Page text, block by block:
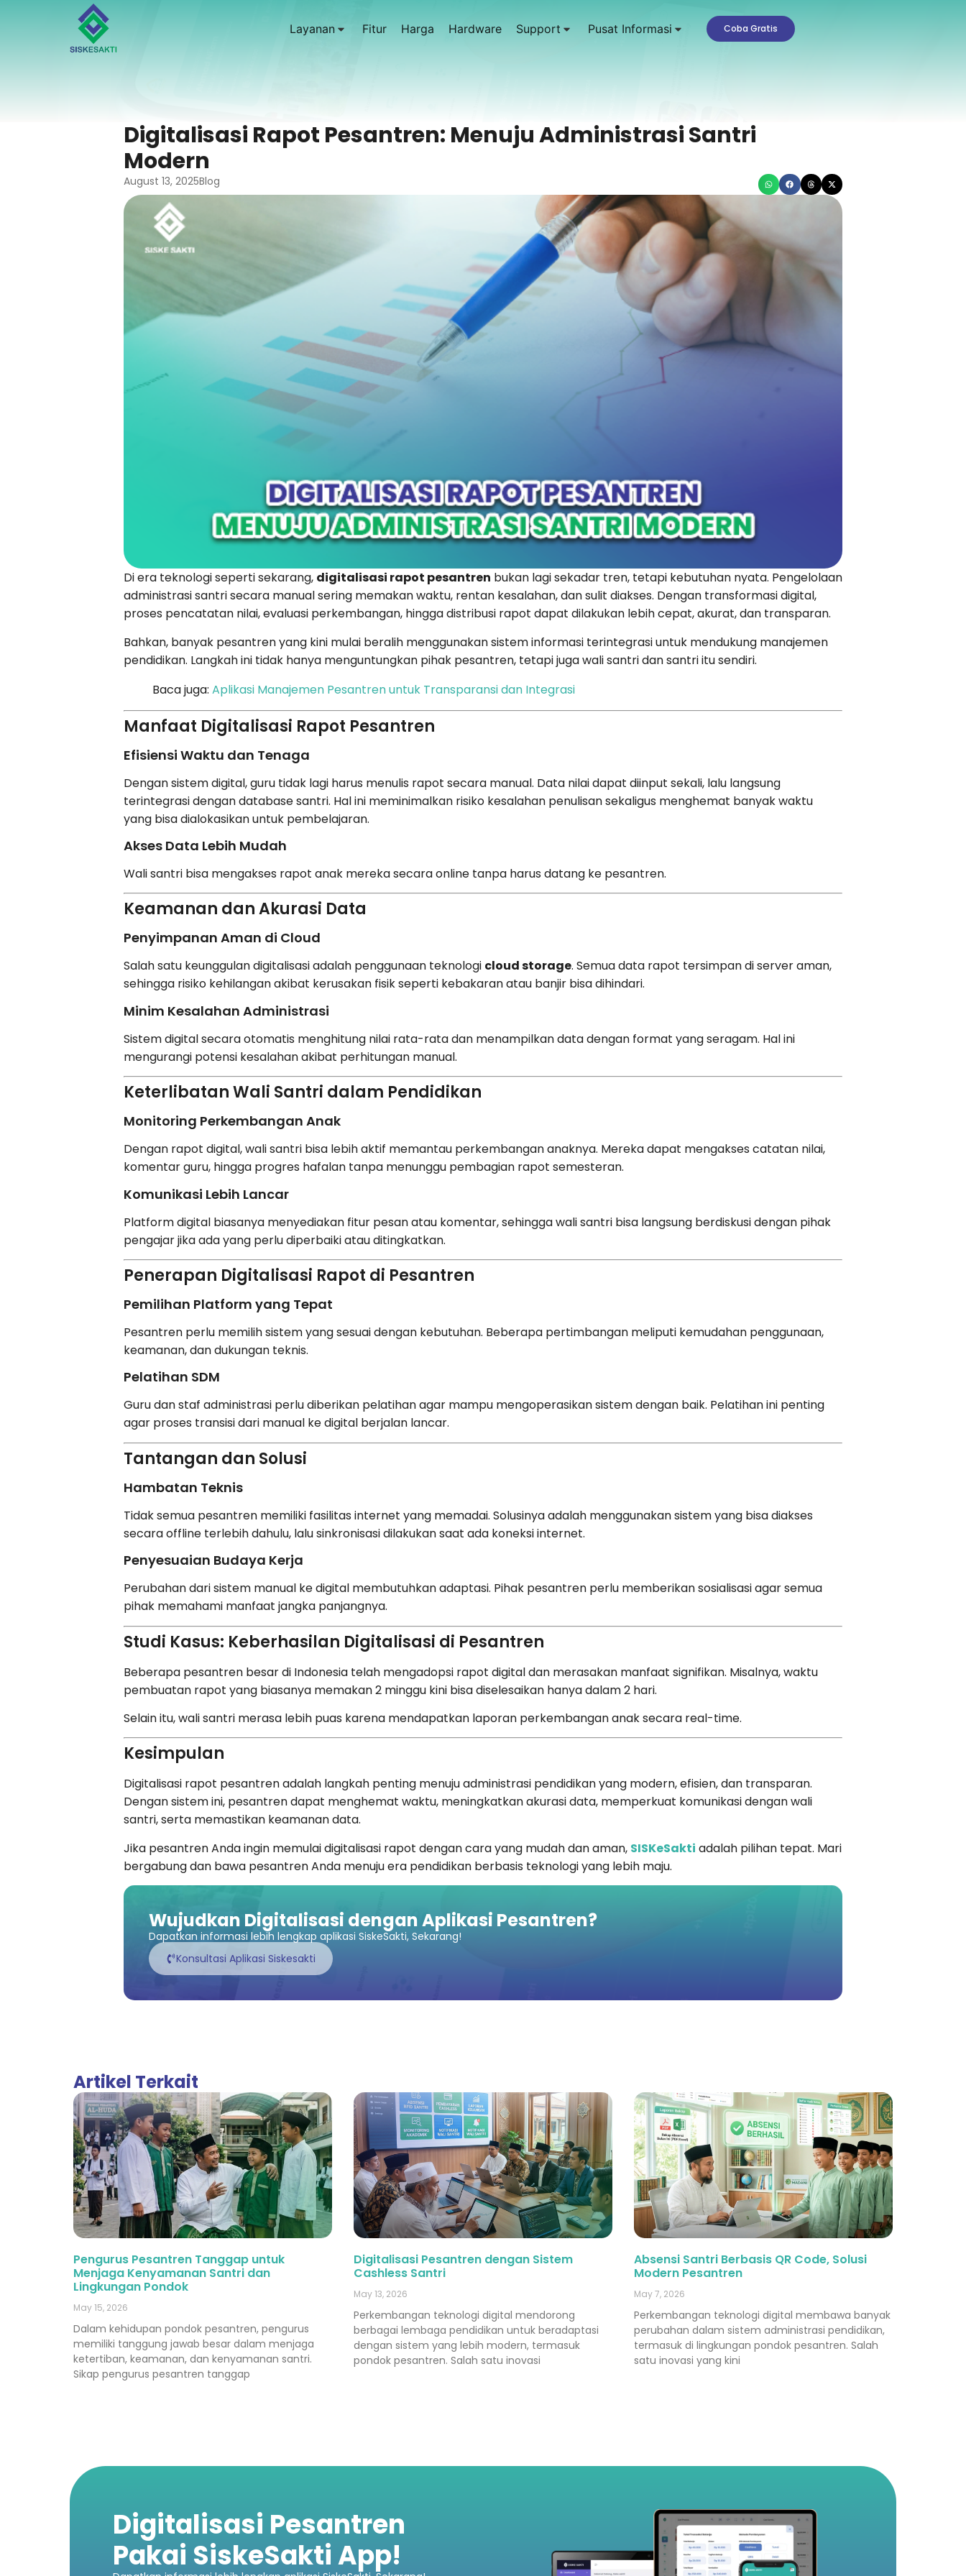
Layanan Fitur Harga Hardware Support Pusat Informasi Coba Gratis
Digitalisasi Rapot Pesantren: Menuju Administrasi Santri
Modern
August 13, 2025Blog
Di era teknologi seperti sekarang, digitalisasi rapot pesantren bukan lagi sekadar tren, tetapi kebutuhan nyata. Pengelolaan
administrasi santri secara manual sering memakan waktu, rentan kesalahan, dan sulit diakses. Dengan transformasi digital,
proses pencatatan nilai, evaluasi perkembangan, hingga distribusi rapot dapat dilakukan lebih cepat, akurat, dan transparan.
Bahkan, banyak pesantren yang kini mulai beralih menggunakansistem informasi terintegrasi untuk mendukung manajemen
pendidikan. Langkah ini tidak hanya menguntungkan pihak pesantren, tetapi juga wali santri dan santri itu sendiri.
Baca juga: Aplikasi Manajemen Pesantren untuk Transparansi dan Integrasi
Manfaat Digitalisasi Rapot Pesantren
Efisiensi Waktu dan Tenaga
Dengan sistem digital, guru tidak lagi harus menulis rapot secara manual. Data nilai dapat diinput sekali, lalu langsung
terintegrasi dengan database santri. Hal ini meminimalkan risiko kesalahan penulisan sekaligus menghemat banyak waktu
yang bisa dialokasikan untuk pembelajaran.
Akses Data Lebih Mudah
Wali santri bisa mengakses rapot anak mereka secara online tanpa harus datang ke pesantren.
Keamanan dan Akurasi Data
Penyimpanan Aman di Cloud
Salah satu keunggulan digitalisasi adalah penggunaan teknologi cloud storage. Semua data rapot tersimpan di server aman,
sehingga risiko kehilangan akibat kerusakan fisik seperti kebakaran atau banjir bisa dihindari.
Minim Kesalahan Administrasi
Sistem digital secara otomatis menghitung nilai rata-rata dan menampilkan data dengan format yang seragam. Hal ini
mengurangi potensi kesalahan akibat perhitungan manual.
Keterlibatan Wali Santri dalam Pendidikan
Monitoring Perkembangan Anak
Dengan rapot digital, wali santri bisa lebih aktif memantau perkembangan anaknya. Mereka dapat mengakses catatan nilai,
komentar guru, hingga progres hafalan tanpa menunggu pembagian rapot semesteran.
Komunikasi Lebih Lancar
Platform digital biasanya menyediakan fitur pesan atau komentar, sehingga wali santri bisa langsung berdiskusi dengan pihak
pengajar jika ada yang perlu diperbaiki atau ditingkatkan.
Penerapan Digitalisasi Rapot di Pesantren
Pemilihan Platform yang Tepat
Pesantren perlu memilih sistem yang sesuai dengan kebutuhan. Beberapa pertimbangan meliputi kemudahan penggunaan,
keamanan, dan dukungan teknis.
Pelatihan SDM
Guru dan staf administrasi perlu diberikan pelatihan agar mampu mengoperasikan sistem dengan baik. Pelatihan ini penting
agar proses transisi dari manual ke digital berjalan lancar.
Tantangan dan Solusi
Hambatan Teknis
Tidak semua pesantren memiliki fasilitas internet yang memadai. Solusinya adalah menggunakan sistem yang bisa diakses
secara offline terlebih dahulu, lalu sinkronisasi dilakukan saat ada koneksi internet.
Penyesuaian Budaya Kerja
Perubahan dari sistem manual ke digital membutuhkan adaptasi. Pihak pesantren perlu memberikan sosialisasi agar semua
pihak memahami manfaat jangka panjangnya.
Studi Kasus: Keberhasilan Digitalisasi di Pesantren
Beberapa pesantren besar di Indonesia telah mengadopsi rapot digital dan merasakan manfaat signifikan. Misalnya, waktu
pembuatan rapot yang biasanya memakan 2 minggu kini bisa diselesaikan hanya dalam 2 hari.
Selain itu, wali santri merasa lebih puas karena mendapatkan laporan perkembangan anak secara real-time.
Kesimpulan
Digitalisasi rapot pesantren adalah langkah penting menuju administrasi pendidikan yang modern, efisien, dan transparan.
Dengan sistem ini, pesantren dapat menghemat waktu, meningkatkan akurasi data, memperkuat komunikasi dengan wali
santri, serta memastikan keamanan data.
Jika pesantren Anda ingin memulai digitalisasi rapot dengan cara yang mudah dan aman, SISKeSakti adalah pilihan tepat. Mari
bergabung dan bawa pesantren Anda menuju era pendidikan berbasis teknologi yang lebih maju.
Wujudkan Digitalisasi dengan Aplikasi Pesantren?
Dapatkan informasi lebih lengkap aplikasi SiskeSakti, Sekarang!
Konsultasi Aplikasi Siskesakti
Artikel Terkait
Pengurus Pesantren Tanggap untuk
Menjaga Kenyamanan Santri dan
Lingkungan Pondok
May 15, 2026
Dalam kehidupan pondok pesantren, pengurus
memiliki tanggung jawab besar dalam menjaga
ketertiban, keamanan, dan kenyamanan santri.
Sikap pengurus pesantren tanggap
Digitalisasi Pesantren dengan Sistem
Cashless Santri
May 13, 2026
Perkembangan teknologi digital mendorong
berbagai lembaga pendidikan untuk beradaptasi
dengan sistem yang lebih modern, termasuk
pondok pesantren. Salah satu inovasi
Absensi Santri Berbasis QR Code, Solusi
Modern Pesantren
May 7, 2026
Perkembangan teknologi digital membawa banyak
perubahan dalam sistem administrasi pendidikan,
termasuk di lingkungan pondok pesantren. Salah
satu inovasi yang kini
Digitalisasi Pesantren
Pakai SiskeSakti App!